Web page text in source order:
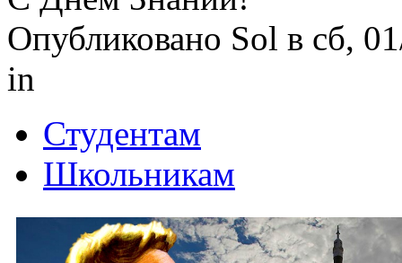
Опубликовано Sol в сб,
in
Студентам
Школьникам